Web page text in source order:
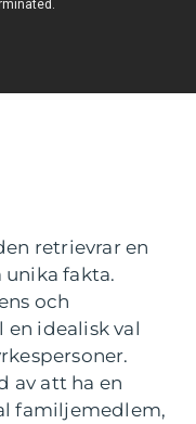
retrievrar en
unika fakta.
och
idealisk val
av att ha en
familjemedlem,